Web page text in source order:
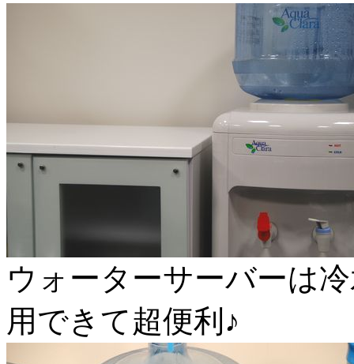
ウォーターサーバーは
用できて超便利♪